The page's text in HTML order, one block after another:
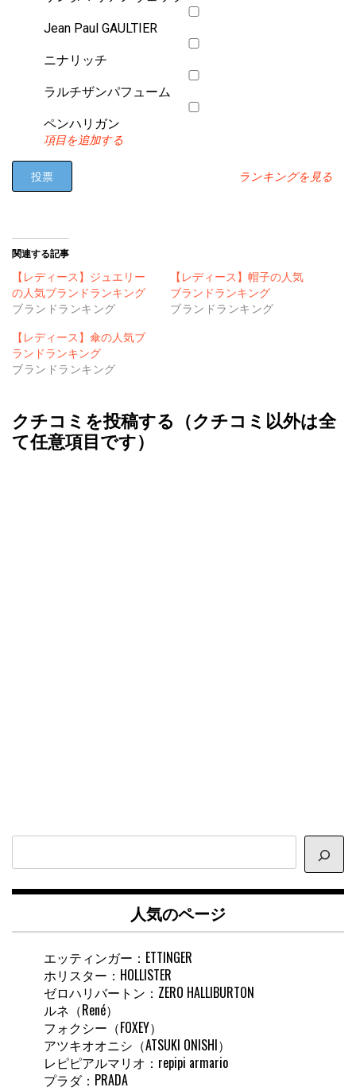
Jean Paul GAULTIER
ニナリッチ
ラルチザンパフューム
ペンハリガン
項目を追加する
ランキングを見る
関連する記事
【レディース】ジュエリー
の人気ブランドランキング
ブランドランキング
【レディース】帽子の人気
ブランドランキング
ブランドランキング
【レディース】傘の人気ブ
ランドランキング
ブランドランキング
クチコミを投稿する（クチコミ以外は全
て任意項目です）
内
索
人気のページ
エッティンガー：ETTINGER
ホリスター：HOLLISTER
ゼロハリバートン：ZERO HALLIBURTON
ルネ（René）
フォクシー（FOXEY）
アツキオオニシ（ATSUKI ONISHI）
レピピアルマリオ：repipi armario
プラダ：PRADA